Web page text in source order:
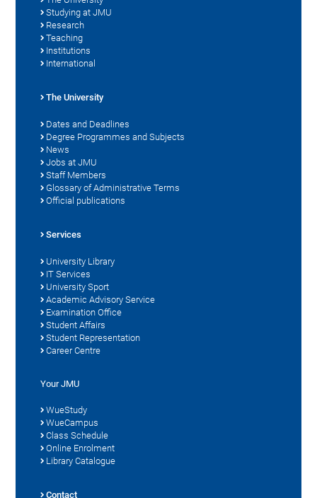
Studying at JMU
Research
Teaching
Institutions
International
The University
Dates and Deadlines
Degree Programmes and Subjects
News
Jobs at JMU
Staff Members
Glossary of Administrative Terms
Official publications
Services
University Library
IT Services
University Sport
Academic Advisory Service
Examination Office
Student Affairs
Student Representation
Career Centre
Your JMU
WueStudy
WueCampus
Class Schedule
Online Enrolment
Library Catalogue
Contact